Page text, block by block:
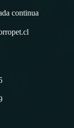
continua